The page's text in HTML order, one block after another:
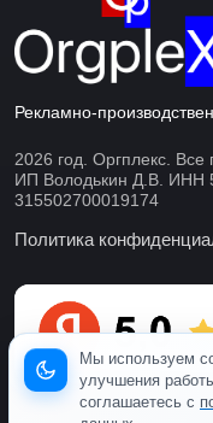
Рекламно-
2026 год. Оргплекс.
ИП Володькин Д.В. ИНН
315502700019174
Политика
Мы используем
улучшения
соглашаетесь с